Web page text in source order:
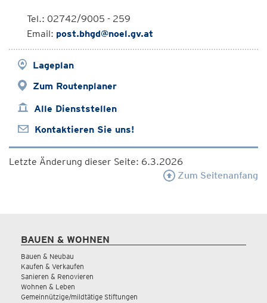
Tel.: 02742/9005 - 259
Email: post.bhgd@noel.gv.at
Lageplan
Zum Routenplaner
Alle Dienststellen
Kontaktieren Sie uns!
Letzte Änderung dieser Seite: 6.3.2026
Zum Seitenanfang
BAUEN & WOHNEN
Bauen & Neubau
Kaufen & Verkaufen
Sanieren & Renovieren
Wohnen & Leben
Gemeinnützige/mildtätige Stiftungen